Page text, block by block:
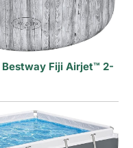
Fiji Airjet™ 2-